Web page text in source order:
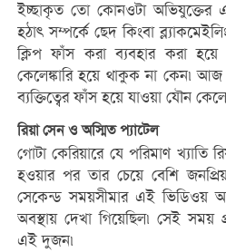
ইচ্ছাকৃত তো কোনওটা অভিযুক্তের
হঠাৎ সম্পর্কে ছেদ কিংবা
ক্লিপ ফাঁস করা ব্যবহার করা
কেলেঙ্কারি হয়ে থাকুক না কেন৷
ব্যক্তিত্বের ফাঁস হয়ে যাওয়া যৌন
রিয়া সেন ও অস্মিত প্যাটেল
গোটা কেরিয়ারে যে পরিমাণ খ্যাতি
হওয়ার পর তার চেয়ে বেশি
সেকেন্ড সময়সীমার এই ভিডিওয়
অবস্থায় দেখা গিয়েছিল৷ সেই সময়
এই দুজন৷